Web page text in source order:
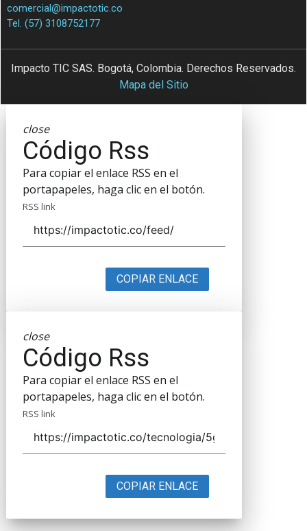
comercial@impactotic.co
Tel. (57) 3108752177
Impacto TIC SAS. Bogotá, Colombia. Derechos Reservados.
Mapa del Sitio
close
Código Rss
Para copiar el enlace RSS en el
portapapeles, haga clic en el botón.
RSS link
COPIAR ENLACE
close
Código Rss
Para copiar el enlace RSS en el
portapapeles, haga clic en el botón.
RSS link
COPIAR ENLACE